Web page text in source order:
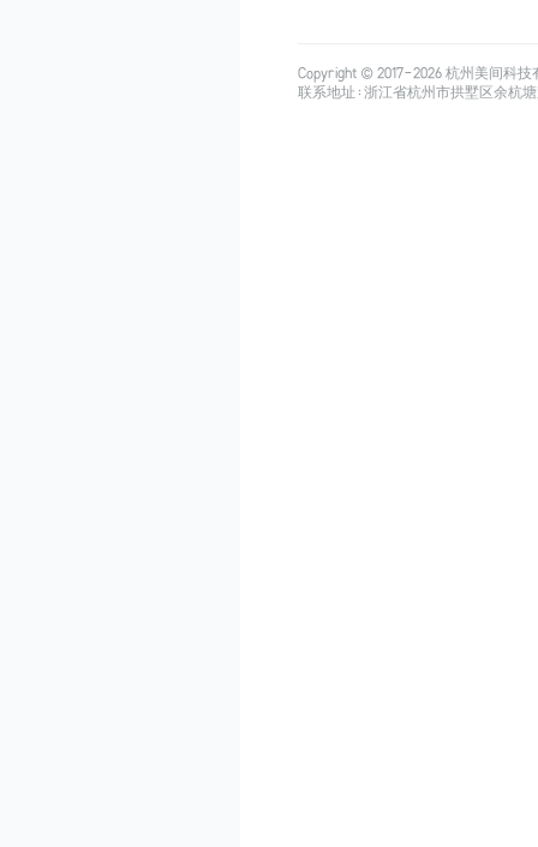
Copyright © 2017-2026杭州美间科技
联系地址：浙江省杭州市拱墅区余杭